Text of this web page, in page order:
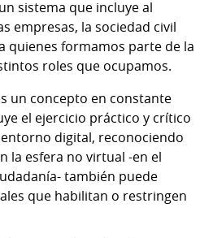
sistema que incluye al
empresas, la sociedad civil
quienes formamos parte de la
roles que ocupamos.
un concepto en constante
el ejercicio práctico y crítico
digital, reconociendo
la esfera no virtual -en el
también puede
que habilitan o restringen